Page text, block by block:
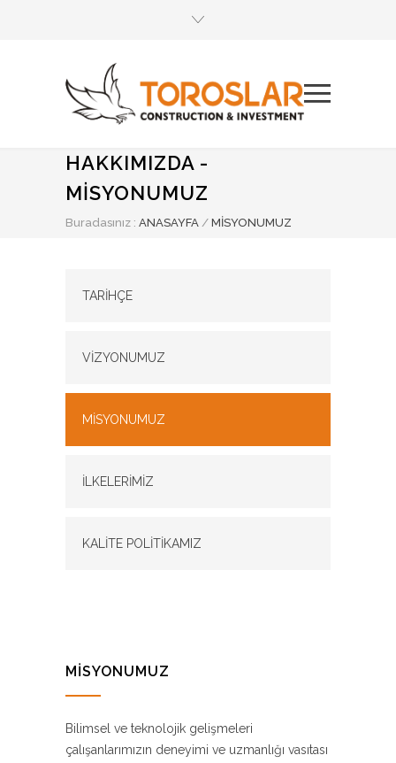
HAKKIMIZDA -
MİSYONUMUZ
Buradasınız : ANASAYFA / MİSYONUMUZ
TARİHÇE
VİZYONUMUZ
MİSYONUMUZ
İLKELERİMİZ
KALİTE POLİTİKAMIZ
MİSYONUMUZ
Bilimsel ve teknolojik gelişmeleri
çalışanlarımızın deneyimi ve uzmanlığı vasıtası